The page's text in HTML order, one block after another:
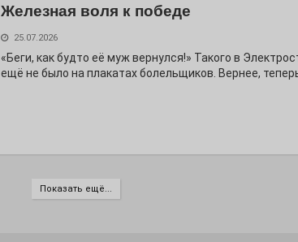
Железная воля к победе
25.07.2026
«Беги, как будто её муж вернулся!» Такого в
ещё не было на плакатах болельщиков. Вернее,
Показать ещё...